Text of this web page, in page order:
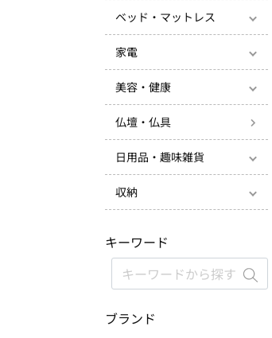
ベッド・マットレス
家電
美容・健康
仏壇・仏具
日用品・趣味雑貨
収納
キーワード
ブランド